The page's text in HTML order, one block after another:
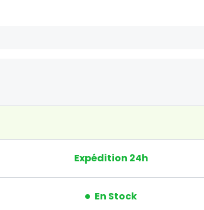
Expédition 24h
En Stock